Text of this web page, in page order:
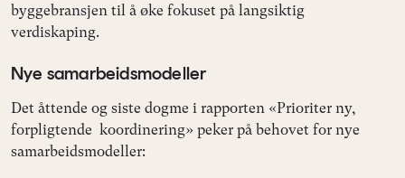
byggebransjen til å øke fokuset på langsiktig
verdiskaping.
Nye samarbeidsmodeller
Det åttende og siste dogme i rapporten «Prioriter ny,
forpligtende koordinering» peker på behovet for nye
samarbeidsmodeller: